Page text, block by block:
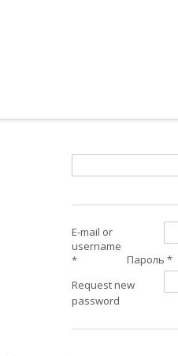
E-mail or
username
*
Пароль *
Request new
password